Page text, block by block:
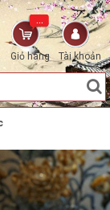
Tài khoản
Giỏ hàng
...